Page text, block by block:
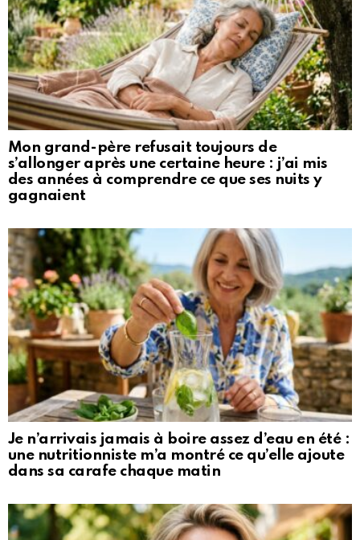
Mon grand-père refusait toujours de
s’allonger après une certaine heure : j’ai mis
des années à comprendre ce que ses nuits y
gagnaient
Je n’arrivais jamais à boire assez d’eau en été :
une nutritionniste m’a montré ce qu’elle ajoute
dans sa carafe chaque matin